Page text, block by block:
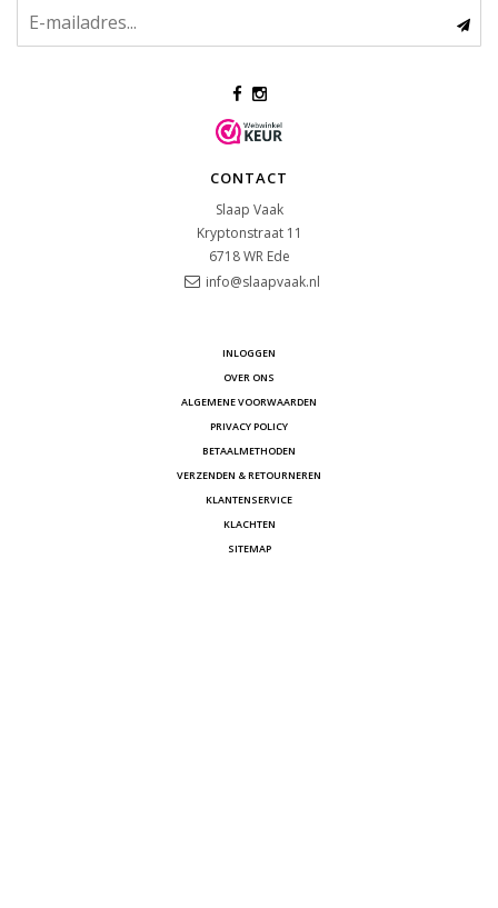
CONTACT
Slaap Vaak
Kryptonstraat 11
6718 WR Ede
info@slaapvaak.nl
INLOGGEN
OVER ONS
ALGEMENE VOORWAARDEN
PRIVACY POLICY
BETAALMETHODEN
VERZENDEN & RETOURNEREN
KLANTENSERVICE
KLACHTEN
SITEMAP